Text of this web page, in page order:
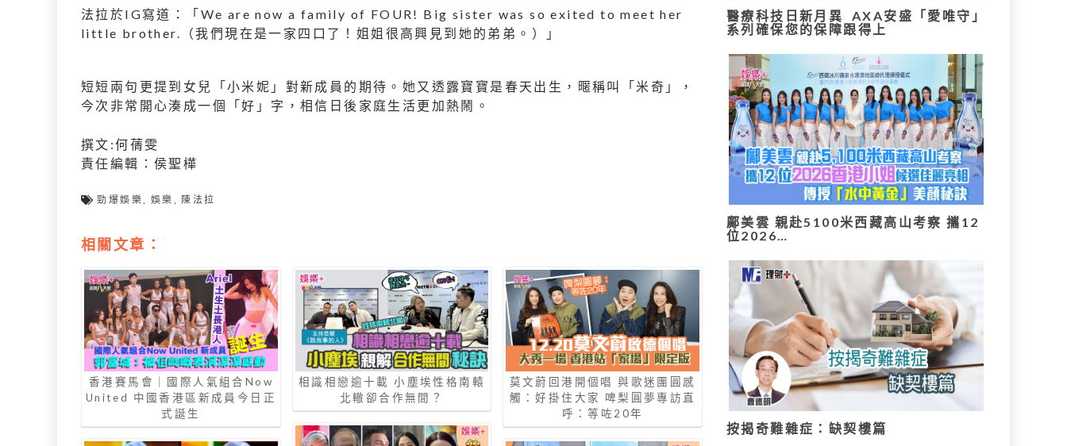
法拉於IG寫道：「We are now a family of FOUR! Big sister was so exited to meet her
little brother.（我們現在是一家四口了！姐姐很高興見到她的弟弟。）」
短短兩句更提到女兒「小米妮」對新成員的期待。她又透露寶寶是春天出生，暱稱叫「米奇」，
今次非常開心湊成一個「好」字，相信日後家庭生活更加熱鬧。
撰文:何蒨雯
責任編輯：侯聖樺
勁爆娛樂 娛樂 陳法拉
相關文章：
香港賽馬會｜國際人氣組合Now
United 中國香港區新成員今日正
式誕生
相識相戀逾十載 小塵埃性格南轅
北轍卻合作無間？
莫文蔚回港開個唱 與歌迷團圓感
觸：好掛住大家 啤梨圓夢專訪直
呼：等咗20年
醫療科技日新月異 AXA安盛「愛唯守」
系列確保您的保障跟得上
鄺美雲 親赴5100米西藏高山考察 攜12
位2026…
按揭奇難雜症：缺契樓篇